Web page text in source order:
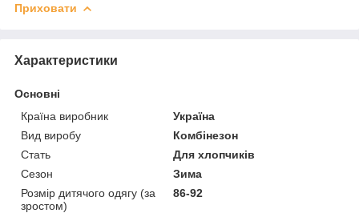
Приховати
Характеристики
Основні
Країна виробник
Україна
Вид виробу
Комбінезон
Стать
Для хлопчиків
Сезон
Зима
Розмір дитячого одягу (за
зростом)
86-92